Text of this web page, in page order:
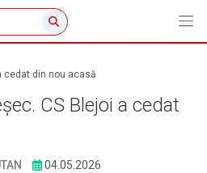
cedat din nou acasă
CS Blejoi a cedat
04.05.2026